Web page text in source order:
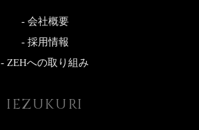
- 会社概要
- 採用情報
- ZEHへの取り組み
IEZUKURI